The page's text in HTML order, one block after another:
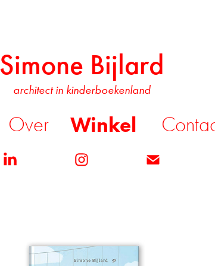
Simone Bijlard
architect in kinderboekenland
Over Winkel